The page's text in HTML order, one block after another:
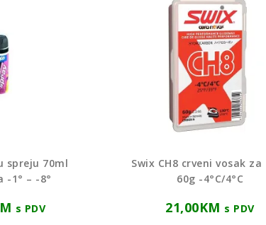
spreju 70ml
-1° – -8°
s PDV
Swix CH8 crveni vosak za
60g -4°C/4°C
21,00KM s PDV